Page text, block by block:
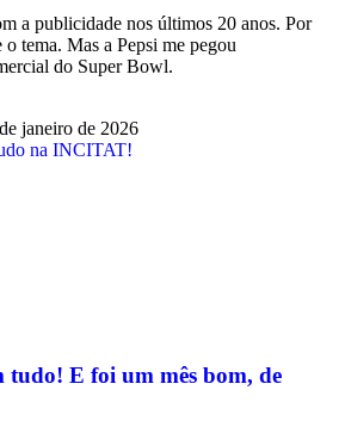
a publicidade nos últimos 20 anos. Por
tema. Mas a Pepsi me pegou
do Super Bowl.
janeiro de 2026
tudo! E foi um mês bom, de